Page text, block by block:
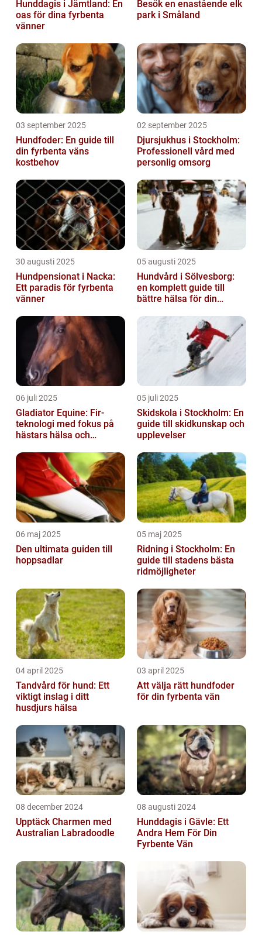
Hunddagis i Jämtland: En
oas för dina fyrbenta
vänner
Besök en enastående elk
park i Småland
03 september 2025
Hundfoder: En guide till
din fyrbenta väns
kostbehov
02 september 2025
Djursjukhus i Stockholm:
Professionell vård med
personlig omsorg
30 augusti 2025
Hundpensionat i Nacka:
Ett paradis för fyrbenta
vänner
05 augusti 2025
Hundvård i Sölvesborg:
en komplett guide till
bättre hälsa för din
06 juli 2025
Gladiator Equine: Fir-
teknologi med fokus på
hästars hälsa och
05 juli 2025
Skidskola i Stockholm: En
guide till skidkunskap och
upplevelser
06 maj 2025
Den ultimata guiden till
hoppsadlar
05 maj 2025
Ridning i Stockholm: En
guide till stadens bästa
ridmöjligheter
04 april 2025
Tandvård för hund: Ett
viktigt inslag i ditt
husdjurs hälsa
03 april 2025
Att välja rätt hundfoder
för din fyrbenta vän
08 december 2024
Upptäck Charmen med
Australian Labradoodle
08 augusti 2024
Hunddagis i Gävle: Ett
Andra Hem För Din
Fyrbente Vän